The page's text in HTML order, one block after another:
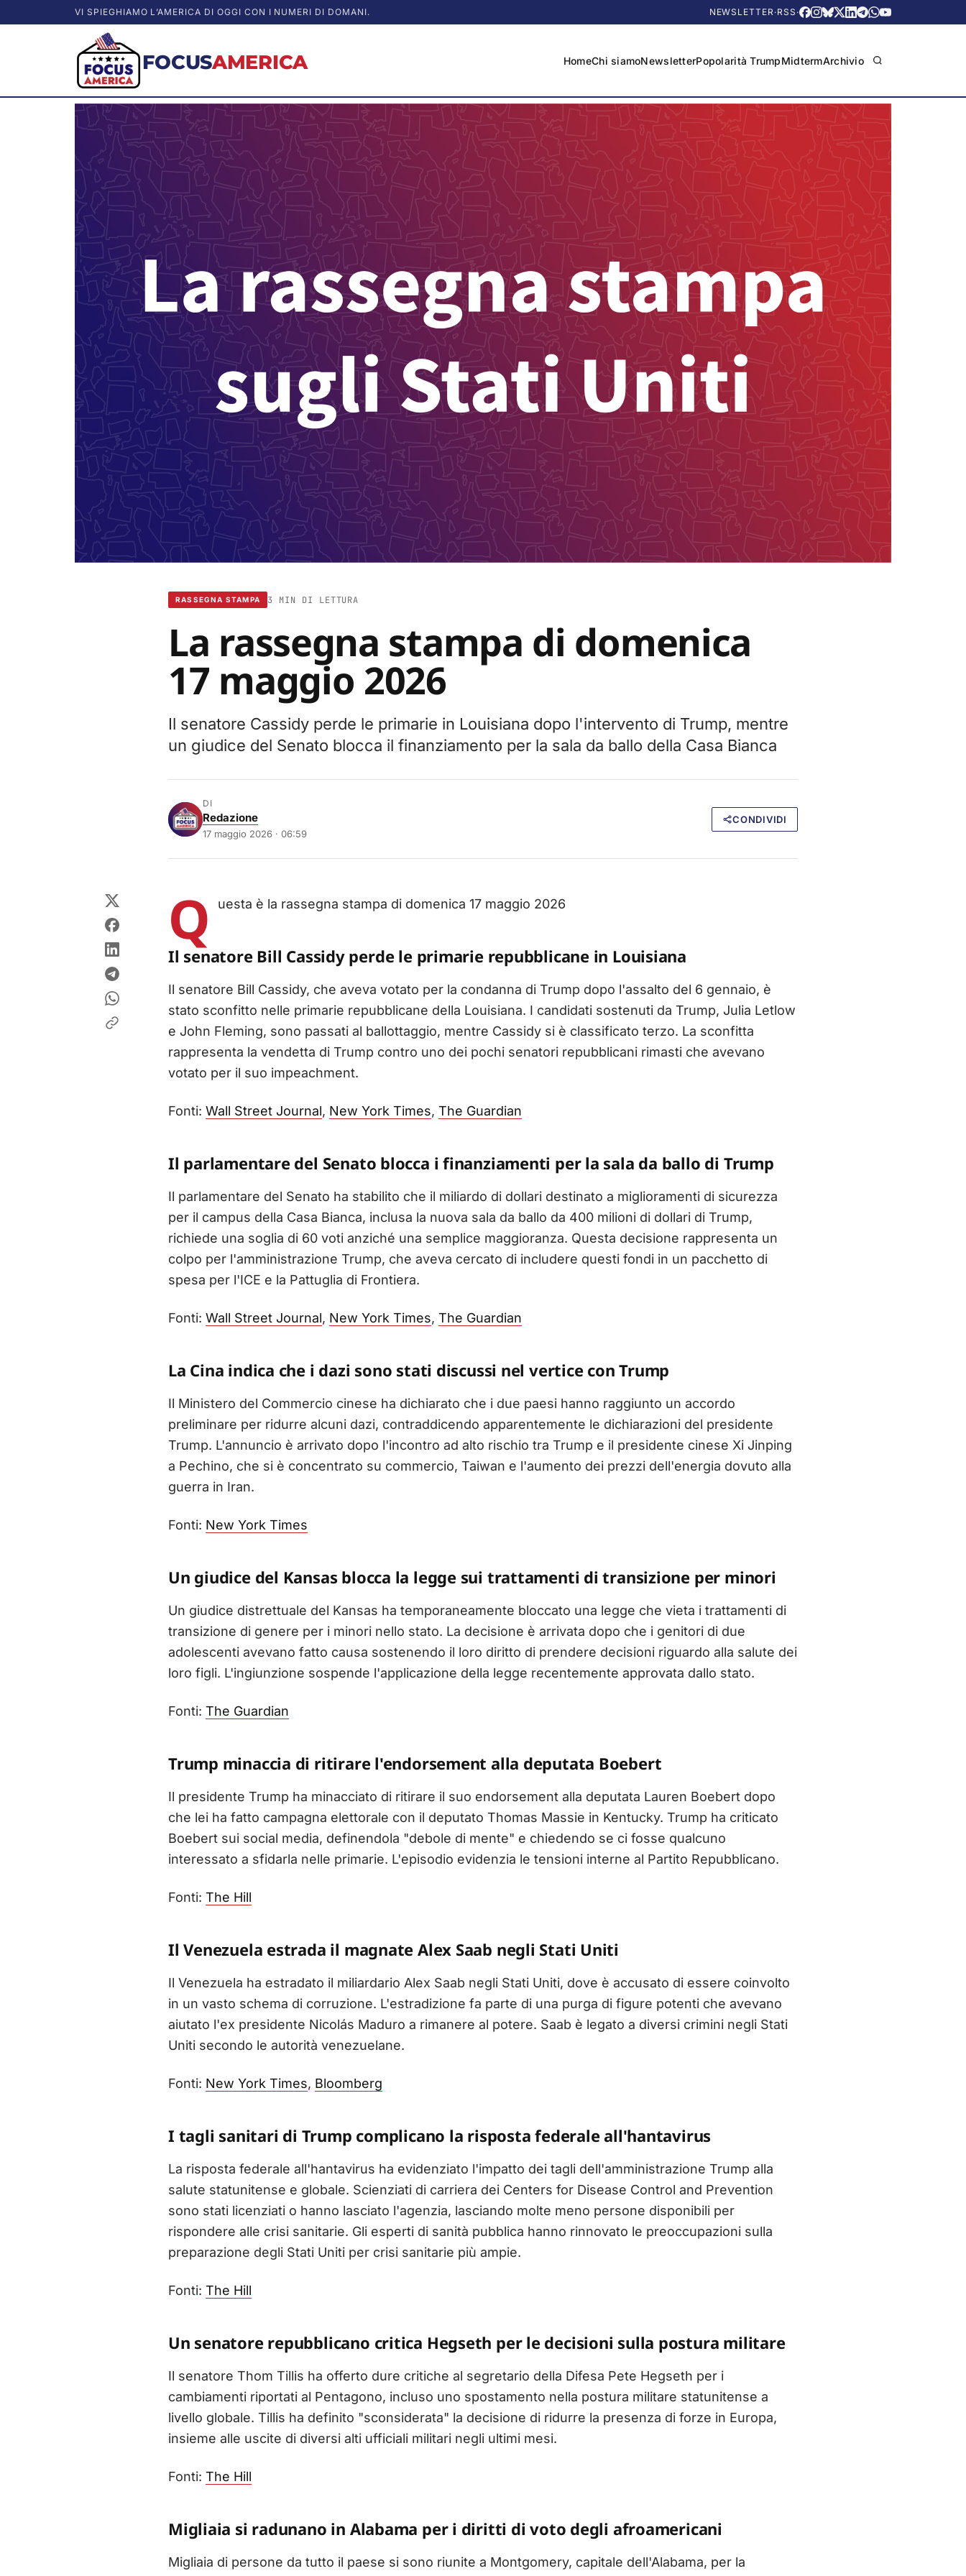
VI SPIEGHIAMO L’AMERICA DI OGGI CON I NUMERI DI DOMANI. NEWSLETTER·RSS ·
FOCUSAMERICA HomeChi siamoNewsletterPopolarità TrumpMidtermArchivio
RASSEGNA STAMPA 3 MIN DI LETTURA
La rassegna stampa di domenica
17 maggio 2026
Il senatore Cassidy perde le primarie in Louisiana dopo l'intervento di Trump, mentre
un giudice del Senato blocca il finanziamento per la sala da ballo della Casa Bianca
DI
Redazione
17 maggio 2026 · 06:59
CONDIVIDI
Q uesta è la rassegna stampa di domenica 17 maggio 2026
Il senatore Bill Cassidy perde le primarie repubblicane in Louisiana
Il senatore Bill Cassidy, che aveva votato per la condanna di Trump dopo l'assalto del 6 gennaio, è
stato sconfitto nelle primarie repubblicane della Louisiana. I candidati sostenuti da Trump, Julia Letlow
e John Fleming, sono passati al ballottaggio, mentre Cassidy si è classificato terzo. La sconfitta
rappresenta la vendetta di Trump contro uno dei pochi senatori repubblicani rimasti che avevano
votato per il suo impeachment.
Fonti: Wall Street Journal, New York Times, The Guardian
Il parlamentare del Senato blocca i finanziamenti per la sala da ballo di Trump
Il parlamentare del Senato ha stabilito che il miliardo di dollari destinato a miglioramenti di sicurezza
per il campus della Casa Bianca, inclusa la nuova sala da ballo da 400 milioni di dollari di Trump,
richiede una soglia di 60 voti anziché una semplice maggioranza. Questa decisione rappresenta un
colpo per l'amministrazione Trump, che aveva cercato di includere questi fondi in un pacchetto di
spesa per l'ICE e la Pattuglia di Frontiera.
Fonti: Wall Street Journal, New York Times, The Guardian
La Cina indica che i dazi sono stati discussi nel vertice con Trump
Il Ministero del Commercio cinese ha dichiarato che i due paesi hanno raggiunto un accordo
preliminare per ridurre alcuni dazi, contraddicendo apparentemente le dichiarazioni del presidente
Trump. L'annuncio è arrivato dopo l'incontro ad alto rischio tra Trump e il presidente cinese Xi Jinping
a Pechino, che si è concentrato su commercio, Taiwan e l'aumento dei prezzi dell'energia dovuto alla
guerra in Iran.
Fonti: New York Times
Un giudice del Kansas blocca la legge sui trattamenti di transizione per minori
Un giudice distrettuale del Kansas ha temporaneamente bloccato una legge che vieta i trattamenti di
transizione di genere per i minori nello stato. La decisione è arrivata dopo che i genitori di due
adolescenti avevano fatto causa sostenendo il loro diritto di prendere decisioni riguardo alla salute dei
loro figli. L'ingiunzione sospende l'applicazione della legge recentemente approvata dallo stato.
Fonti: The Guardian
Trump minaccia di ritirare l'endorsement alla deputata Boebert
Il presidente Trump ha minacciato di ritirare il suo endorsement alla deputata Lauren Boebert dopo
che lei ha fatto campagna elettorale con il deputato Thomas Massie in Kentucky. Trump ha criticato
Boebert sui social media, definendola "debole di mente" e chiedendo se ci fosse qualcuno
interessato a sfidarla nelle primarie. L'episodio evidenzia le tensioni interne al Partito Repubblicano.
Fonti: The Hill
Il Venezuela estrada il magnate Alex Saab negli Stati Uniti
Il Venezuela ha estradato il miliardario Alex Saab negli Stati Uniti, dove è accusato di essere coinvolto
in un vasto schema di corruzione. L'estradizione fa parte di una purga di figure potenti che avevano
aiutato l'ex presidente Nicolás Maduro a rimanere al potere. Saab è legato a diversi crimini negli Stati
Uniti secondo le autorità venezuelane.
Fonti: New York Times, Bloomberg
I tagli sanitari di Trump complicano la risposta federale all'hantavirus
La risposta federale all'hantavirus ha evidenziato l'impatto dei tagli dell'amministrazione Trump alla
salute statunitense e globale. Scienziati di carriera dei Centers for Disease Control and Prevention
sono stati licenziati o hanno lasciato l'agenzia, lasciando molte meno persone disponibili per
rispondere alle crisi sanitarie. Gli esperti di sanità pubblica hanno rinnovato le preoccupazioni sulla
preparazione degli Stati Uniti per crisi sanitarie più ampie.
Fonti: The Hill
Un senatore repubblicano critica Hegseth per le decisioni sulla postura militare
Il senatore Thom Tillis ha offerto dure critiche al segretario della Difesa Pete Hegseth per i
cambiamenti riportati al Pentagono, incluso uno spostamento nella postura militare statunitense a
livello globale. Tillis ha definito "sconsiderata" la decisione di ridurre la presenza di forze in Europa,
insieme alle uscite di diversi alti ufficiali militari negli ultimi mesi.
Fonti: The Hill
Migliaia si radunano in Alabama per i diritti di voto degli afroamericani
Migliaia di persone da tutto il paese si sono riunite a Montgomery, capitale dell'Alabama, per la